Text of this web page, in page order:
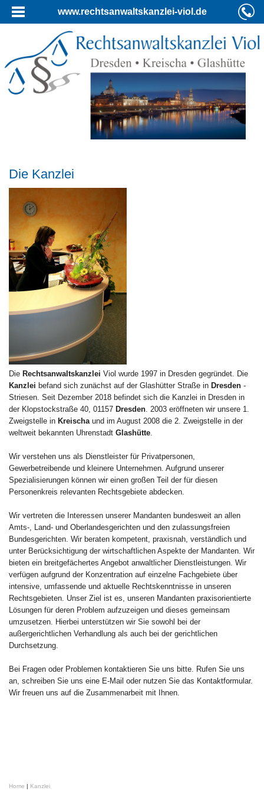
www.rechtsanwaltskanzlei-viol.de
Die Kanzlei
Die Rechtsanwaltskanzlei Viol wurde 1997 in Dresden gegründet. Die
Kanzlei befand sich zunächst auf der Glashütter Straße in Dresden -
Striesen. Seit Dezember 2018 befindet sich die Kanzlei in Dresden in
der Klopstockstraße 40, 01157 Dresden . 2003 eröffneten wir unsere 1.
Zweigstelle in Kreischa und im August 2008 die 2. Zweigstelle in der
weltweit bekannten Uhrenstadt Glashütte
Wir verstehen uns als Dienstleister für Privatpersonen,
Gewerbetreibende und kleinere Unternehmen. Aufgrund unserer
Spezialisierungen können wir einen großen Teil der für diesen
Personenkreis relevanten Rechtsgebiete abdecken.
Wir vertreten die Interessen unserer Mandanten bundesweit an allen
Amts-, Land- und Oberlandesgerichten und den zulassungsfreien
Bundesgerichten. Wir beraten kompetent, praxisnah, verständlich und
unter Berücksichtigung der wirtschaftlichen Aspekte der Mandanten. Wir
bieten ein breitgefächertes Angebot anwaltlicher Dienstleistungen. Wir
verfügen aufgrund der Konzentration auf einzelne Fachgebiete über
intensive, umfassende und aktuelle Rechtskenntnisse in unseren
Rechtsgebieten. Unser Ziel ist es, unseren Mandanten praxisorientierte
Lösungen für deren Problem aufzuzeigen und dieses gemeinsam
umzusetzen. Hierbei unterstützen wir Sie sowohl bei der
außergerichtlichen Verhandlung als auch bei der gerichtlichen
Durchsetzung.
Bei Fragen oder Problemen kontaktieren Sie uns bitte. Rufen Sie uns
an, schreiben Sie uns eine E-Mail oder nutzen Sie das Kontaktformular.
Wir freuen uns auf die Zusammenarbeit mit Ihnen.
Home | Kanzlei